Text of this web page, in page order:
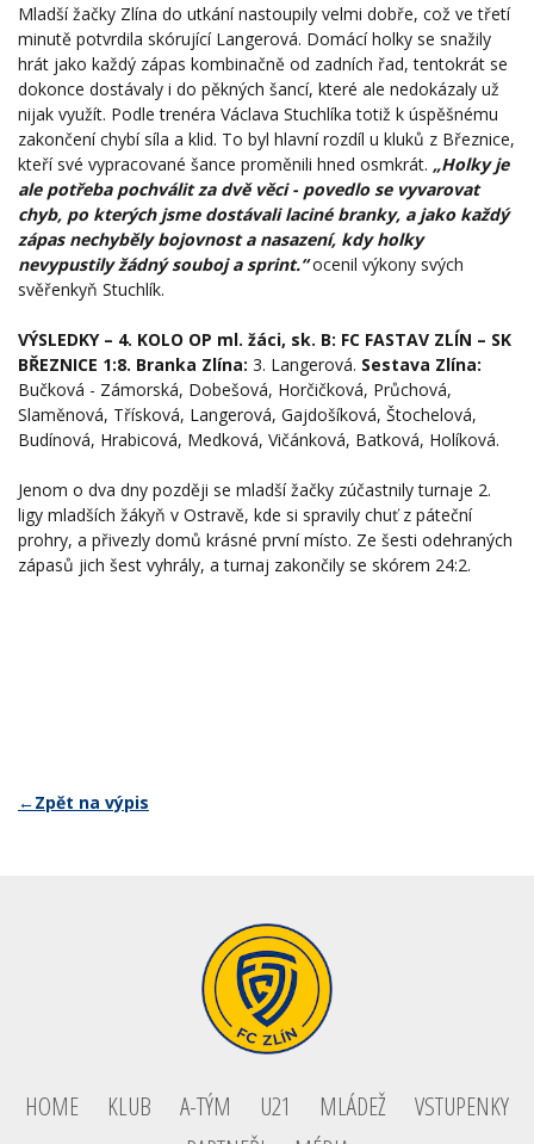
Mladší žačky Zlína do utkání nastoupily velmi dobře, což ve třetí
minutě potvrdila skórující Langerová. Domácí holky se snažily
hrát jako každý zápas kombinačně od zadních řad, tentokrát se
dokonce dostávaly i do pěkných šancí, které ale nedokázaly už
nijak využít. Podle trenéra Václava Stuchlíka totiž k úspěšnému
zakončení chybí síla a klid. To byl hlavní rozdíl u kluků z Březnice,
kteří své vypracované šance proměnili hned osmkrát. „Holky je
ale potřeba pochválit za dvě věci - povedlo se vyvarovat
chyb, po kterých jsme dostávali laciné branky, a jako každý
zápas nechyběly bojovnost a nasazení, kdy holky
nevypustily žádný souboj a sprint.“ocenil výkony svých
svěřenkyň Stuchlík.
VÝSLEDKY – 4. KOLO OP ml. žáci, sk. B: FC FASTAV ZLÍN – SK
BŘEZNICE 1:8. Branka Zlína: 3. Langerová. Sestava Zlína:
Bučková - Zámorská, Dobešová, Horčičková, Průchová,
Slaměnová, Třísková, Langerová, Gajdošíková, Štochelová,
Budínová, Hrabicová, Medková, Vičánková, Batková, Holíková.
Jenom o dva dny později se mladší žačky zúčastnily turnaje 2.
ligy mladších žákyň v Ostravě, kde si spravily chuť z páteční
prohry, a přivezly domů krásné první místo. Ze šesti odehraných
zápasů jich šest vyhrály, a turnaj zakončily se skórem 24:2.
←Zpět na výpis
HOME KLUB A-TÝM U21 MLÁDEŽ
VSTUPENKY